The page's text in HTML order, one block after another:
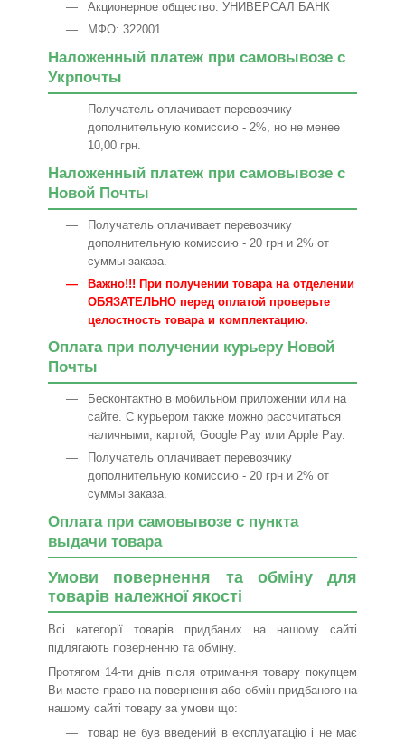
Акционерное общество: УНИВЕРСАЛ БАНК
МФО: 322001
Наложенный платеж при самовывозе с
Укрпочты
Получатель оплачивает перевозчику
дополнительную комиссию - 2%, но не менее
10,00 грн.
Наложенный платеж при самовывозе с
Новой Почты
Получатель оплачивает перевозчику
дополнительную комиссию - 20 грн и 2% от
суммы заказа.
Важно!!! При получении товара на отделении
ОБЯЗАТЕЛЬНО перед оплатой проверьте
целостность товара и комплектацию.
Оплата при получении курьеру Новой
Почты
Бесконтактно в мобильном приложении или на
сайте. С курьером также можно рассчитаться
наличными, картой, Google Pay или Apple Pay.
Получатель оплачивает перевозчику
дополнительную комиссию - 20 грн и 2% от
суммы заказа.
Оплата при самовывозе с пункта
выдачи товара
Умови повернення та обміну для
товарів належної якості
Всі категорії товарів придбаних на нашому сайті
підлягають поверненню та обміну.
Протягом 14-ти днів після отримання товару покупцем
Ви маєте право на повернення або обмін придбаного на
нашому сайті товару за умови що:
товар не був введений в експлуатацію і не має